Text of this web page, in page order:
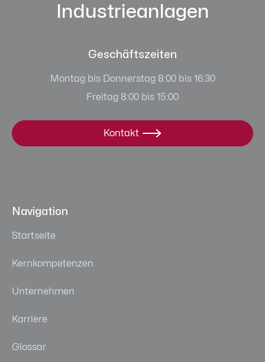
Industrieanlagen
Geschäftszeiten
Montag bis Donnerstag 8:00 bis 16:30
Freitag 8:00 bis 15:00
Kontakt 
Navigation
Startseite
Kernkompetenzen
Unternehmen
Karriere
Glossar